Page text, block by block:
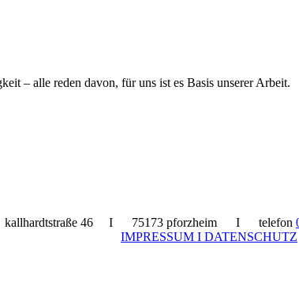
– alle reden davon, für uns ist es Basis unserer Arbeit.
I kallhardtstraße 46 I 75173 pforzheim I telefon
IMPRESSUM I DATENSCHUTZ